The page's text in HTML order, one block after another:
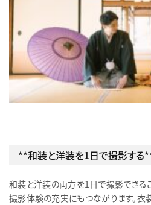
**和装と洋装を1日で撮影する**
和装と洋装の両方を1日で撮影できる
撮影体験の充実にもつながります。